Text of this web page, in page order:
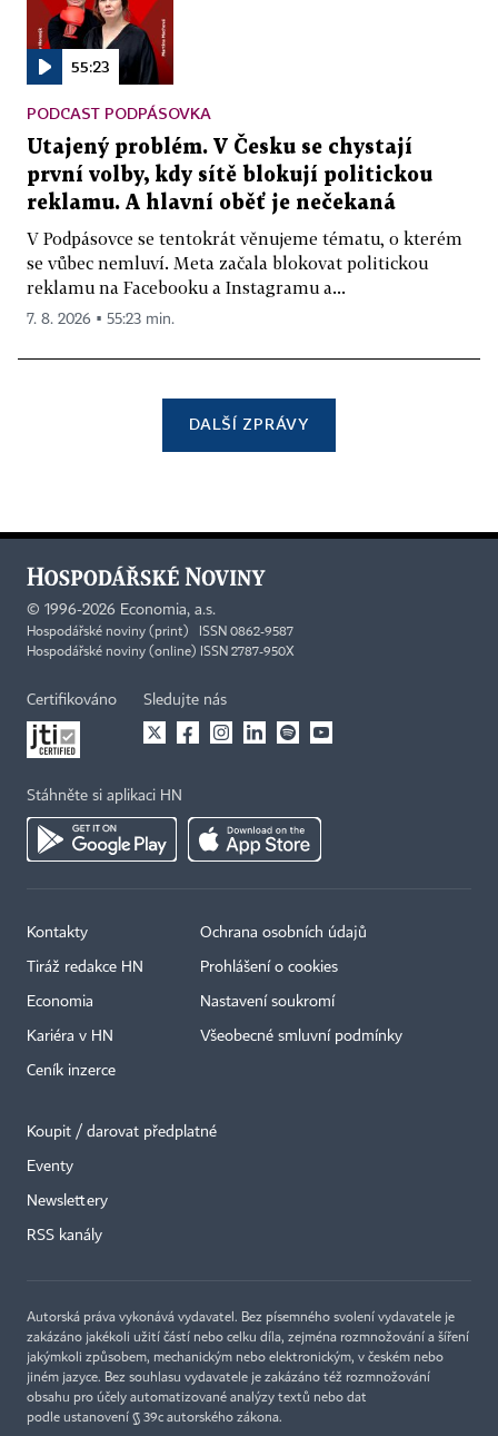
55:23
PODCAST PODPÁSOVKA
Utajený problém. V Česku se chystají
první volby, kdy sítě blokují politickou
reklamu. A hlavní oběť je nečekaná
V Podpásovce se tentokrát věnujeme tématu, o kterém
se vůbec nemluví. Meta začala blokovat politickou
reklamu na Facebooku a Instagramu a...
7. 8. 2026 ▪ 55:23 min.
DALŠÍ ZPRÁVY
© 1996-2026 Economia, a.s.
Hospodářské noviny (print) ISSN 0862-9587
Hospodářské noviny (online) ISSN 2787-950X
Certifikováno Sledujte nás
Stáhněte si aplikaci HN
Kontakty
Tiráž redakce HN
Economia
Kariéra v HN
Ceník inzerce
Ochrana osobních údajů
Prohlášení o cookies
Nastavení soukromí
Všeobecné smluvní podmínky
Koupit / darovat předplatné
Eventy
Newslettery
RSS kanály
Autorská práva vykonává vydavatel. Bez písemného svolení vydavatele je
zakázáno jakékoli užití částí nebo celku díla, zejména rozmnožování a šíření
jakýmkoli způsobem, mechanickým nebo elektronickým, v českém nebo
jiném jazyce. Bez souhlasu vydavatele je zakázáno též rozmnožování
obsahu pro účely automatizované analýzy textů nebo dat
podle ustanovení § 39c autorského zákona.